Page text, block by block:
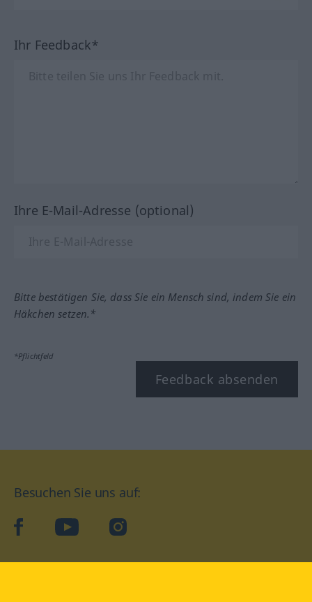
Ihr Feedback*
Ihre E-Mail-Adresse (optional)
Bitte bestätigen Sie, dass Sie ein Mensch sind, indem Sie ein
Häkchen setzen.*
*Pflichtfeld
Feedback absenden
Besuchen Sie uns auf:
facebookYouTube Instagram